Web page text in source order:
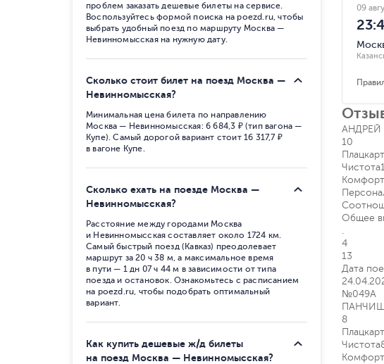
09
АНДРЕЙ
10
Плацкарт
Чистота
Общее
.
4
13
Дата
№049А
8
Плацкарт
Чистота
Комфорт
проблем заказать дешевые билеты на сервисе.
Воспользуйтесь формой поиска на poezd.ru, чтобы
выбрать удобный поезд по маршруту Москва —
Невинномысская на нужную дату.
Сколько стоит билет на поезд Москва —
Невинномысская?
Минимальная цена билета по направлению
Москва — Невинномысская: 6 684,3 ₽ (тип вагона —
Купе). Самый дорогой вариант стоит 16 317,7 ₽
в вагоне Купе.
Сколько ехать на поезде Москва —
Невинномысская?
Расстояние между городами Москва
и Невинномысская составляет около 1724 км.
Самый быстрый поезд (Кавказ) преодолевает
маршрут за 20 ч 38 м, а максимальное время
в пути — 1 дн 07 ч 44 м в зависимости от типа
поезда и остановок. Ознакомьтесь с расписанием
на poezd.ru, чтобы подобрать оптимальный
вариант.
Как купить дешевые ж/д билеты
на поезд Москва — Невинномысская?